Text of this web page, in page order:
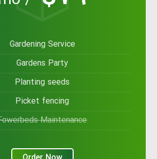
Gardening Service
Gardens Party
Planting seeds
Picket fencing
Maintenance